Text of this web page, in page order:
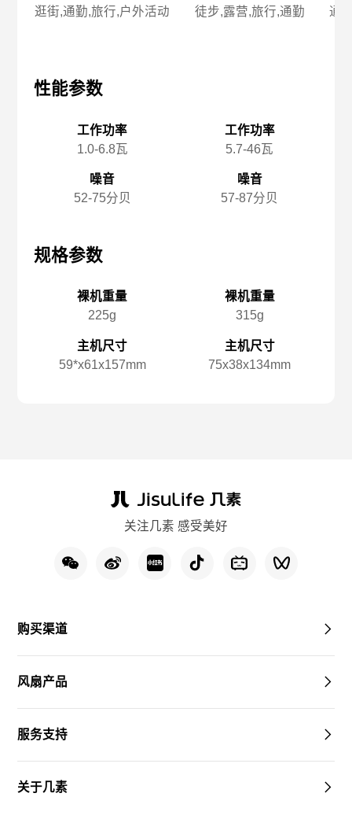
逛街,通勤,旅行,户外活动
性能参数
工作功率
1.0-6.8瓦
噪音
52-75分贝
规格参数
裸机重量
225g
主机尺寸
59*x️61x️157mm
徒步,露营,旅行,通勤
工作功率
5.7-46瓦
噪音
57-87分贝
裸机重量
315g
主机尺寸
75x️38x️134mm
通
关注几素 感受美好
购买渠道
风扇产品
服务支持
关于几素